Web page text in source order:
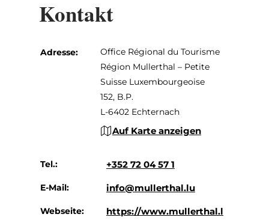
Kontakt
Adresse:
Office Régional du Tourisme
Région Mullerthal – Petite
Suisse Luxembourgeoise
152, B.P.
L-6402 Echternach
Auf Karte anzeigen
Tel.: +352 72 04 57 1
E-Mail: info@mullerthal.lu
Webseite:
https://www.mullerthal.l